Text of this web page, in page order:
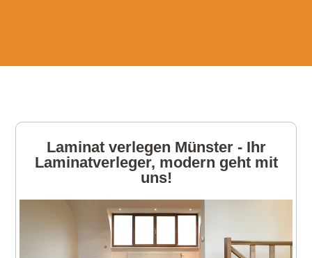
Laminat verlegen Münster - Ihr
Laminatverleger, modern geht mit
uns!